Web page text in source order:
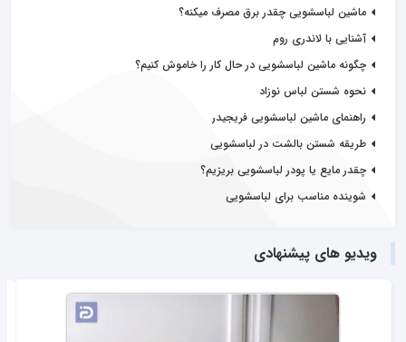
ماشین لباسشویی چقدر برق مصرف میکنه؟
آشنایی با لاندری روم
چگونه ماشین لباسشویی در حال کار را خاموش کنیم؟
نحوه شستن لباس نوزاد
راهنمای ماشین لباسشویی فریجیدر
طریقه شستن بالشت در لباسشویی
چقدر مایع یا پودر لباسشویی بریزیم؟
شوینده مناسب برای لباسشویی
ویدیو های پیشنهادی